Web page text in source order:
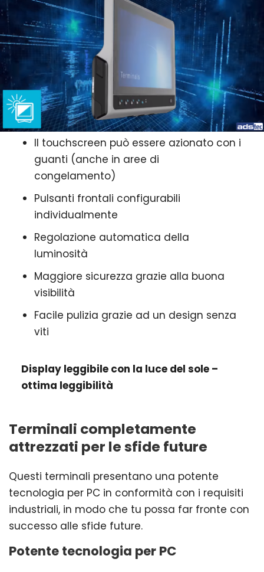
Il touchscreen può essere azionato con i
guanti (anche in aree di
congelamento)
Pulsanti frontali configurabili
individualmente
Regolazione automatica della
luminosità
Maggiore sicurezza grazie alla buona
visibilità
Facile pulizia grazie ad un design senza
viti
Display leggibile con la luce del sole –
ottima leggibilità
Terminali completamente
attrezzati per le sfide future
Questi terminali presentano una potente
tecnologia per PC in conformità con i requisiti
industriali, in modo che tu possa far fronte con
successo alle sfide future.
Potente tecnologia per PC